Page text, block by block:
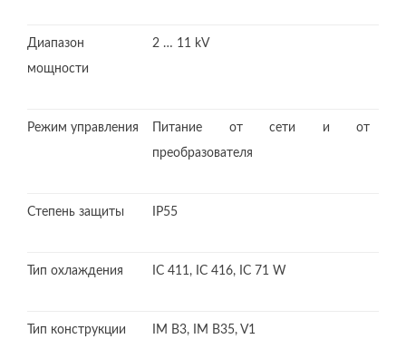
Диапазон
мощности
2 … 11 kV
Режим управления
Питание от сети и от
преобразователя
Степень защиты IP55
Тип охлаждения IC 411, IC 416, IC 71 W
Тип конструкции IM B3, IM B35, V1